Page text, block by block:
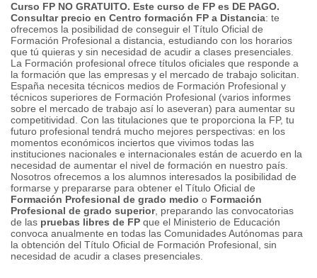
Curso FP NO GRATUITO. Este curso de FP es DE PAGO.
Consultar precio en Centro formación FP a Distancia: te
ofrecemos la posibilidad de conseguir el Título Oficial de
Formación Profesional a distancia, estudiando con los horarios
que tú quieras y sin necesidad de acudir a clases presenciales.
La Formación profesional ofrece títulos oficiales que responde a
la formación que las empresas y el mercado de trabajo solicitan.
España necesita técnicos medios de Formación Profesional y
técnicos superiores de Formación Profesional (varios informes
sobre el mercado de trabajo así lo aseveran) para aumentar su
competitividad. Con las titulaciones que te proporciona la FP, tu
futuro profesional tendrá mucho mejores perspectivas: en los
momentos económicos inciertos que vivimos todas las
instituciones nacionales e internacionales están de acuerdo en la
necesidad de aumentar el nivel de formación en nuestro país.
Nosotros ofrecemos a los alumnos interesados la posibilidad de
formarse y prepararse para obtener el Título Oficial de
Formación Profesional de grado medio o Formación
Profesional de grado superior, preparando las convocatorias
de las pruebas libres de FP que el Ministerio de Educación
convoca anualmente en todas las Comunidades Autónomas para
la obtención del Título Oficial de Formación Profesional, sin
necesidad de acudir a clases presenciales.